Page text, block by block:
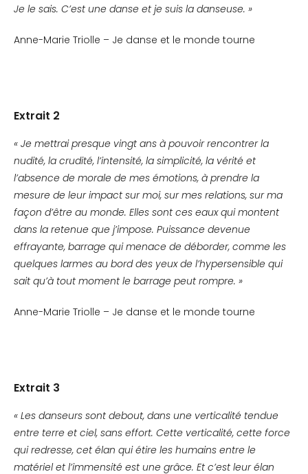
Je le sais. C’est une danse et je suis la danseuse. »
Anne-Marie Triolle – Je danse et le monde tourne
Extrait 2
« Je mettrai presque vingt ans à pouvoir rencontrer la
nudité, la crudité, l’intensité, la simplicité, la vérité et
l’absence de morale de mes émotions, à prendre la
mesure de leur impact sur moi, sur mes relations, sur ma
façon d’être au monde. Elles sont ces eaux qui montent
dans la retenue que j’impose. Puissance devenue
effrayante, barrage qui menace de déborder, comme les
quelques larmes au bord des yeux de l’hypersensible qui
sait qu’à tout moment le barrage peut rompre. »
Anne-Marie Triolle – Je danse et le monde tourne
Extrait 3
« Les danseurs sont debout, dans une verticalité tendue
entre terre et ciel, sans effort. Cette verticalité, cette force
qui redresse, cet élan qui étire les humains entre le
matériel et l’immensité est une grâce. Et c’est leur élan